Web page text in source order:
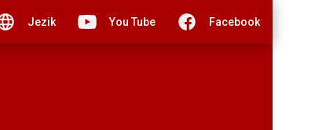
Jezik You Tube Facebook